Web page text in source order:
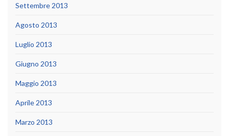
Settembre 2013
Agosto 2013
Luglio 2013
Giugno 2013
Maggio 2013
Aprile 2013
Marzo 2013